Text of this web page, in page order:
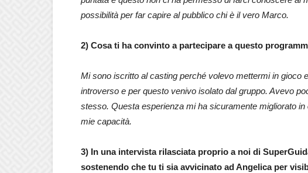
possibilità per far capire al pubblico chi è il vero Marco.
2) Cosa ti ha convinto a partecipare a questo
Mi sono iscritto al casting perché volevo mettermi in gioco
introverso e per questo venivo isolato dal gruppo. Avevo
stesso. Questa esperienza mi ha sicuramente migliorato
mie capacità.
3) In una intervista rilasciata proprio a noi di
sostenendo che tu ti sia avvicinato ad Angelica per